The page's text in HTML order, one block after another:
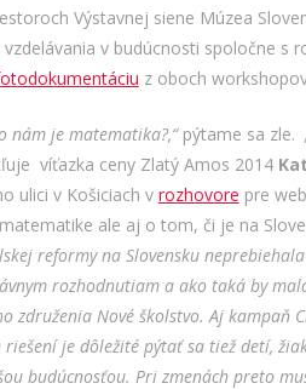
Výstavnej siene Múzea
v budúcnosti spoločne s
z oboch
nám je matematika?,“pýtame sa zle.
víťazka ceny Zlatý Amos 2014
ulici v Košiciach v rozhovore pre
ale aj o tom, či je na
reformy na Slovensku
rozhodnutiam a ako taká by
združenia Nové školstvo. Aj kampaň
je dôležité pýtať sa tiež detí,
budúcnosťou. Pri zmenách preto